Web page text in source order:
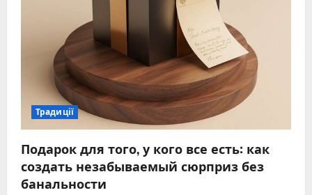
Традиції
Подарок для того, у кого все есть: как
создать незабываемый сюрприз без
банальности